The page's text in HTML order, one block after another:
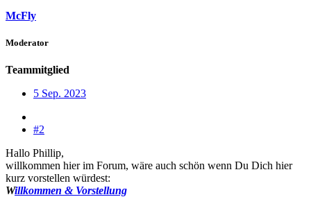
McFly
Moderator
Teammitglied
5 Sep. 2023
#2
Hallo Phillip,
willkommen hier im Forum, wäre auch schön wenn Du Dich hier
kurz vorstellen würdest:
Willkommen & Vorstellung